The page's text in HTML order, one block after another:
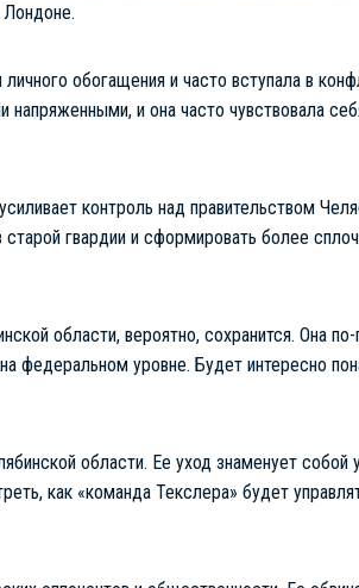
обогащения и часто вступала в
и она часто чувствовала
контроль над правительством
гвардии и сформировать более
области, вероятно, сохранится. Она
федеральном уровне. Будет интересно
области. Ее уход знаменует собой
как «команда Текслера» будет